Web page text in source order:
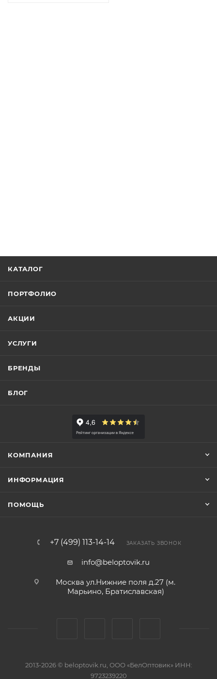
КАТАЛОГ
ПОРТФОЛИО
АКЦИИ
УСЛУГИ
БРЕНДЫ
БЛОГ
КОМПАНИЯ
ИНФОРМАЦИЯ
ПОМОЩЬ
+7 (499) 113-14-14 ЗАКАЗАТЬ ЗВОНОК
info@beloptovik.ru
Москва ул.Нижние поля д.27 (м.
Марьино, Братиславская)
2013-2026 © beloptovik.ru, ООО «БелОптовик» ИНН:
9723239220